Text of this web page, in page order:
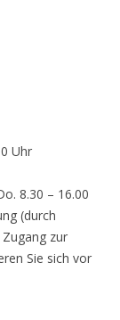
Uhr
8.30 – 16.00
(durch
zur
Sie sich vor